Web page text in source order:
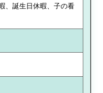
、誕生日休暇、子の看